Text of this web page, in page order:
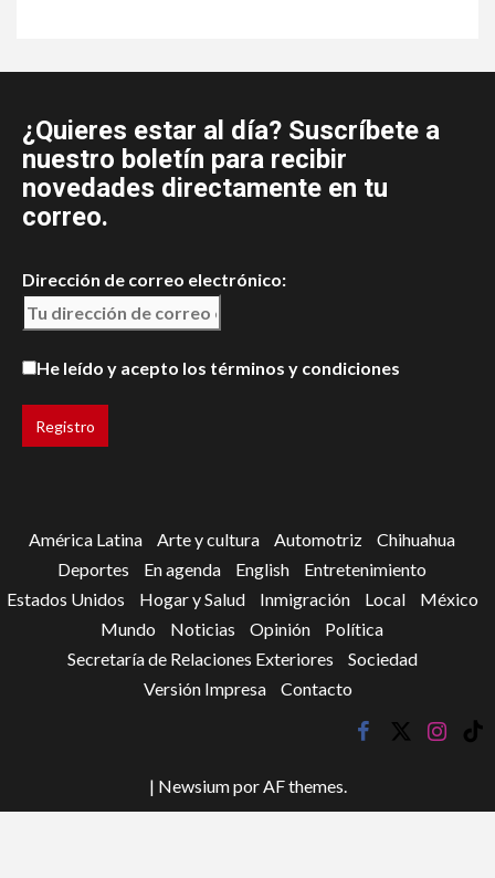
¿Quieres estar al día? Suscríbete a
nuestro boletín para recibir
novedades directamente en tu
correo.
Dirección de correo electrónico:
He leído y acepto los términos y condiciones
América Latina Arte y cultura Automotriz
Chihuahua
Deportes
En agenda English
Entretenimiento
Estados Unidos
Hogar y Salud Inmigración Local
México
Mundo
Noticias Opinión
Política
Secretaría de Relaciones Exteriores
Sociedad
Versión Impresa
Contacto
facebook
twitter
tik
| Newsiumpor AF themes.